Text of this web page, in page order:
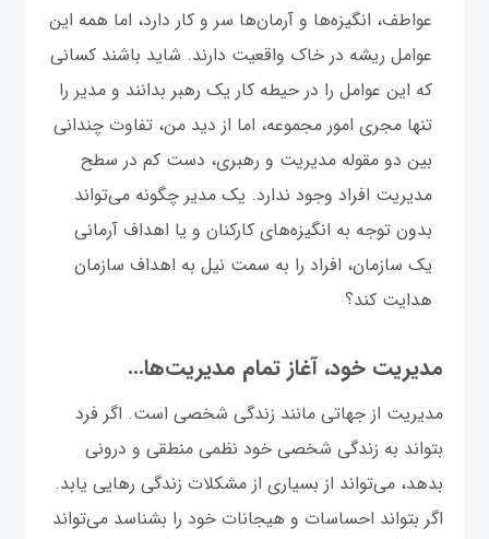
عواطف، انگیزه‌ها و آرمان‌ها سر و کار دارد، اما همه این
عوامل ریشه در خاک واقعیت دارند. شاید باشند کسانی
که این عوامل را در حیطه کار یک رهبر بدانند و مدیر را
تنها مجری امور مجموعه، اما از دید من، تفاوت چندانی
بین دو مقوله مدیریت و رهبری، دست کم در سطح
مدیریت افراد وجود ندارد. یک مدیر چگونه می‌تواند
بدون توجه به انگیزه‌های کارکنان و یا اهداف آرمانی
یک سازمان، افراد را به سمت نیل به اهداف سازمان
هدایت کند؟
مدیریت خود، آغاز تمام مدیریت‌ها...
مدیریت از جهاتی مانند زندگی شخصی است. اگر فرد
بتواند به زندگی شخصی خود نظمی منطقی و درونی
بدهد، می‌تواند از بسیاری از مشکلات زندگی رهایی یابد.
اگر بتواند احساسات و هیجانات خود را بشناسد می‌تواند